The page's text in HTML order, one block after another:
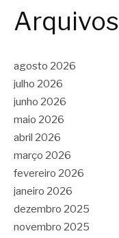
Arquivos
agosto 2026
julho 2026
junho 2026
maio 2026
abril 2026
março 2026
fevereiro 2026
janeiro 2026
dezembro 2025
novembro 2025